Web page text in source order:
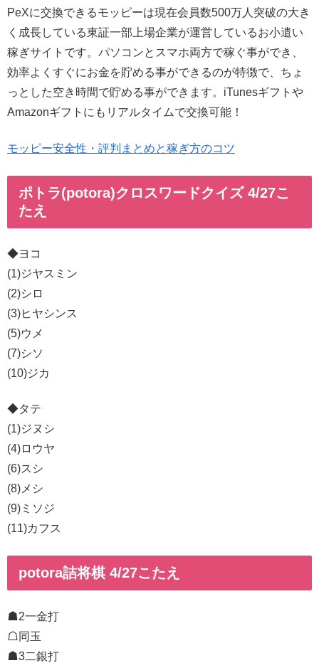
PeXに交換できるモッピーは現在会員数500万人突破の大き
く成長している東証一部上場企業が運営しているお小遣い
稼ぎサイトです。パソコンとスマホ両方で稼ぐ事ができ、
効率よくすぐにお金を貯める事ができるのが特徴で、ちょ
っとした空き時間で貯める事ができます。iTunesギフトや
Amazonギフトにもリアルタイムで交換可能！
モッピー安全性・評判まとめと稼ぎ方のコツ
ポトラ(potora)クロスワードクイズ 4/27こ
たえ
◆ヨコ
(1)ジヤスミン
(2)シロ
(3)ヒヤシンス
(5)ウメ
(7)シソ
(10)ジカ
◆タテ
(1)ジヌシ
(4)ロウヤ
(6)スシ
(8)メシ
(9)ミソジ
(11)カフス
potora詰将棋 4/27こたえ
☗2一金打
☖同玉
☗3二銀打